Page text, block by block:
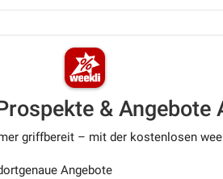
& Angebote
griffbereit – mit der kostenlosen
Angebote